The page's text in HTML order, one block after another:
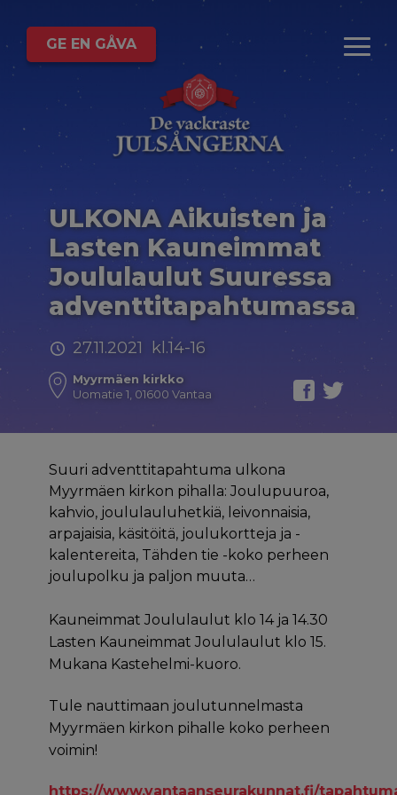
GE EN GÅVA
ULKONA Aikuisten ja
Lasten Kauneimmat
Joululaulut Suuressa
adventtitapahtumassa
27.11.2021 kl.14-16
Myyrmäen kirkko
Uomatie 1, 01600 Vantaa
Suuri adventtitapahtuma ulkona
Myyrmäen kirkon pihalla: Joulupuuroa,
kahvio, joululauluhetkiä, leivonnaisia,
arpajaisia, käsitöitä, joulukortteja ja -
kalentereita, Tähden tie -koko perheen
joulupolku ja paljon muuta…
Kauneimmat Joululaulut klo 14 ja 14.30
Lasten Kauneimmat Joululaulut klo 15.
Mukana Kastehelmi-kuoro.
Tule nauttimaan joulutunnelmasta
Myyrmäen kirkon pihalle koko perheen
voimin!
https://www.vantaanseurakunnat.fi/